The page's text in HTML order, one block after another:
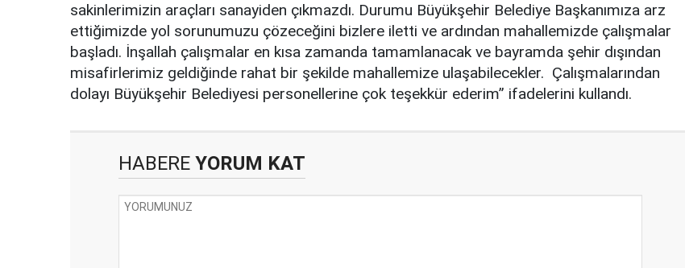
sakinlerimizin araçları sanayiden çıkmazdı. Durumu Büyükşehir Belediye Başkanımıza arz
ettiğimizde yol sorunumuzu çözeceğini bizlere iletti ve ardından mahallemizde çalışmalar
başladı. İnşallah çalışmalar en kısa zamanda tamamlanacak ve bayramda şehir dışından
misafirlerimiz geldiğinde rahat bir şekilde mahallemize ulaşabilecekler. Çalışmalarından
dolayı Büyükşehir Belediyesi personellerine çok teşekkür ederim” ifadelerini kullandı.
HABERE YORUM KAT